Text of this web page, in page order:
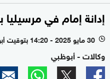
إدانة إمام في مرسيليا
l 30 مايو 2025 - 14:20 بتوقيت أبوظبي
وكالات - أبوظبي